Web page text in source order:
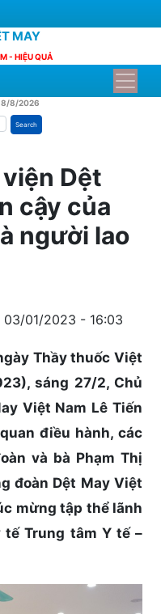
MAY
- HIỆU QUẢ
8/8/2026
Dệt
cậy của
người lao
03/01/2023 - 16:03
Thầy thuốc Việt
sáng 27/2, Chủ
Việt Nam Lê Tiến
điều hành, các
và bà Phạm Thị
đoàn Dệt May Việt
mừng tập thể lãnh
tế Trung tâm Y tế –